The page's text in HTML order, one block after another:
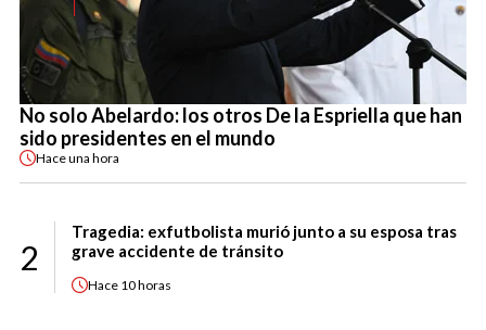
No solo Abelardo: los otros De la Espriella que han
sido presidentes en el mundo
Haceuna hora
2
Tragedia: exfutbolista murió junto a su esposa tras
grave accidente de tránsito
Hace 10 horas